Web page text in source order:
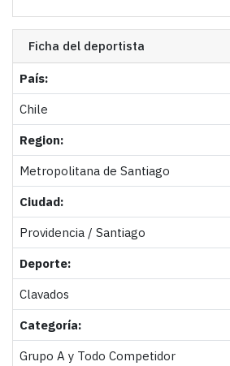
Ficha del deportista
País:
Chile
Region:
Metropolitana de Santiago
Ciudad:
Providencia / Santiago
Deporte:
Clavados
Categoría:
Grupo A y Todo Competidor